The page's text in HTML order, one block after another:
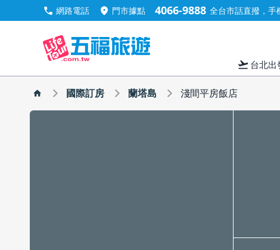
call 網路電話 location_on 門市據點 4066-9888 全台市話直撥，手
flight_takeoff 台北出
國際訂房 蘭塔島 淺間平房飯店